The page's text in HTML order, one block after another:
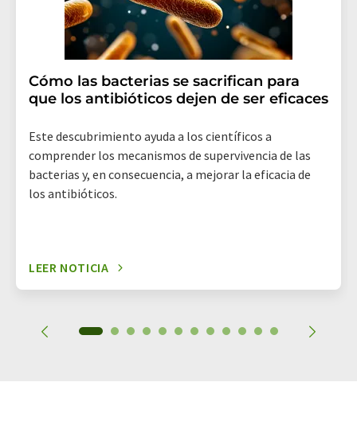
Cómo las bacterias se sacrifican para
que los antibióticos dejen de ser eficaces
Este descubrimiento ayuda a los científicos a
comprender los mecanismos de supervivencia de las
bacterias y, en consecuencia, a mejorar la eficacia de
los antibióticos.
LEER NOTICIA